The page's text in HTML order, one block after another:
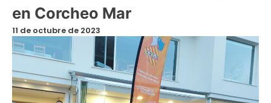
en Corcheo Mar
11 de octubre de 2023